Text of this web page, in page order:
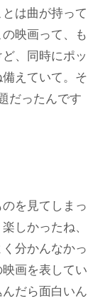
は曲が持って
映画って、も
、同時にポッ
えていて。そ
だったんです
を見てしまっ
しかったね、
分かんなかっ
画を表してい
だら面白いん